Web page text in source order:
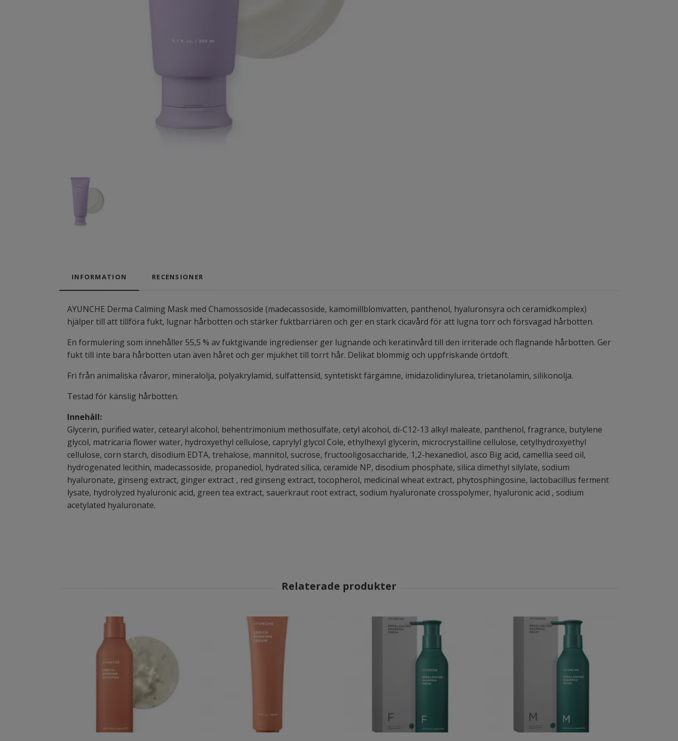
INFORMATION RECENSIONER
AYUNCHE Derma Calming Mask med Chamossoside (madecassoside, kamomillblomvatten, panthenol, hyaluronsyra och ceramidkomplex)
hjälper till att tillföra fukt, lugnar hårbotten och stärker fuktbarriären och ger en stark cicavård för att lugna torr och försvagad hårbotten.
En formulering som innehåller 55,5 % av fuktgivande ingredienser ger lugnande och keratinvård till den irriterade och flagnande hårbotten. Ger
fukt till inte bara hårbotten utan även håret och ger mjukhet till torrt hår. Delikat blommig och uppfriskande örtdoft.
Fri från animaliska råvaror, mineralolja, polyakrylamid, sulfattensid, syntetiskt färgämne, imidazolidinylurea, trietanolamin, silikonolja.
Testad för känslig hårbotten.
Innehåll:
Glycerin, purified water, cetearyl alcohol, behentrimonium methosulfate, cetyl alcohol, di-C12-13 alkyl maleate, panthenol, fragrance, butylene
glycol, matricaria flower water, hydroxyethyl cellulose, caprylyl glycol Cole, ethylhexyl glycerin, microcrystalline cellulose, cetylhydroxyethyl
cellulose, corn starch, disodium EDTA, trehalose, mannitol, sucrose, fructooligosaccharide, 1,2-hexanediol, asco Big acid, camellia seed oil,
hydrogenated lecithin, madecassoside, propanediol, hydrated silica, ceramide NP, disodium phosphate, silica dimethyl silylate, sodium
hyaluronate, ginseng extract, ginger extract , red ginseng extract, tocopherol, medicinal wheat extract, phytosphingosine, lactobacillus ferment
lysate, hydrolyzed hyaluronic acid, green tea extract, sauerkraut root extract, sodium hyaluronate crosspolymer, hyaluronic acid , sodium
acetylated hyaluronate.